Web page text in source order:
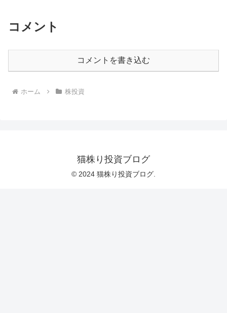
コメント
コメントを書き込む
ホーム 株投資
猫株り投資ブログ
© 2024 猫株り投資ブログ.